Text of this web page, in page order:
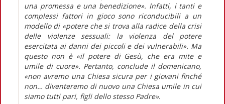
una promessa e una benedizione». Infatti, i tanti e
complessi fattori in gioco sono riconducibili a un
modello di «potere che si trova alla radice della crisi
delle violenze sessuali: la violenza del potere
esercitata ai danni dei piccoli e dei vulnerabili». Ma
questo non è «il potere di Gesù, che era mite e
umile di cuore». Pertanto, conclude il domenicano,
«non avremo una Chiesa sicura per i giovani finché
non… diventeremo di nuovo una Chiesa umile in cui
siamo tutti pari, figli dello stesso Padre».